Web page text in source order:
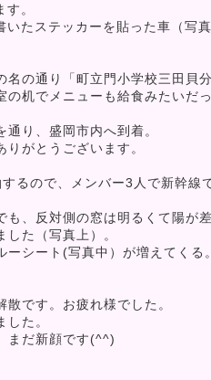
。
たステッカーを貼った車（写真
名の通り「町立門小学校三田貝分
机でメニューも給食みたいだっ
り、盛岡市内へ到着。
がとうございます。
るので、メンバー3人で新幹線
も、反対側の窓は明るくて陽
た（写真上）。
シート(写真中）が増えてくる
です。お疲れ様でした。
した。
まだ新顔です(^^)